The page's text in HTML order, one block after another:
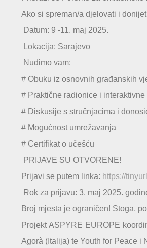
Ako si spreman/a djelovati i
Datum: 9 -11. maj 2025.
Lokacija: Sarajevo
Nudimo vam:
# Obuku iz osnovnih građanskih
# Praktične radionice i interaktivne
# Diskusije s stručnjacima i
# Mogućnost umrežavanja
# Certifikat o učešću
PRIJAVE SU OTVORENE!
Prijavi se putem linka: https://
Rok za prijavu: 3. maj 2025.
Broj mjesta je ograničen! Stoga,
Projekt ASPYRE EUROPE
Agorà (Italija) te Youth for Peace i